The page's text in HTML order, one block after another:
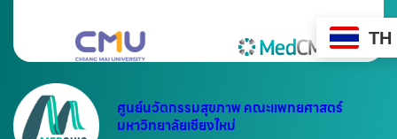
เนื้อหา
ศูนย์นวัตกรรมสุขภาพ คณะแพทยศาสตร์
มหาวิทยาลัยเชียงใหม่
TH